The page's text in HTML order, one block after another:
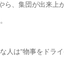
、集団が出来上
は“物事をドラ